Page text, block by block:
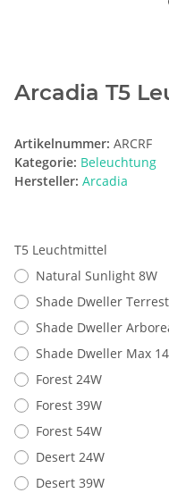
Arcadia T5
Artikelnummer: ARCRF
Kategorie: Beleuchtung
Hersteller: Arcadia
T5 Leuchtmittel
Natural Sunlight 8W
Shade Dweller
Shade Dweller
Shade Dweller Max
Forest 24W
Forest 39W
Forest 54W
Desert 24W
Desert 39W